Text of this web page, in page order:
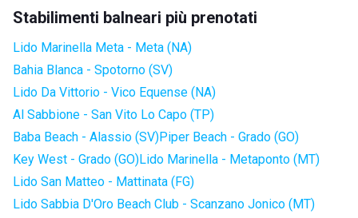
Stabilimenti balneari più prenotati
Lido Marinella Meta - Meta (NA)
Bahia Blanca - Spotorno (SV)
Lido Da Vittorio - Vico Equense (NA)
Al Sabbione - San Vito Lo Capo (TP)
Baba Beach - Alassio (SV)Piper Beach - Grado (GO)
Key West - Grado (GO)Lido Marinella - Metaponto (MT)
Lido San Matteo - Mattinata (FG)
Lido Sabbia D'Oro Beach Club - Scanzano Jonico (MT)